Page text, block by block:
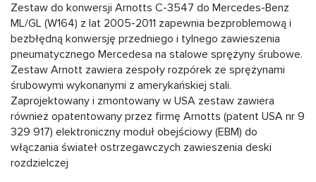
Zestaw do konwersji Arnotts C-3547 do Mercedes-Benz
ML/GL (W164) z lat 2005-2011 zapewnia bezproblemową i
bezbłędną konwersję przedniego i tylnego zawieszenia
pneumatycznego Mercedesa na stalowe sprężyny śrubowe.
Zestaw Arnott zawiera zespoły rozpórek ze sprężynami
śrubowymi wykonanymi z amerykańskiej stali.
Zaprojektowany i zmontowany w USA zestaw zawiera
również opatentowany przez firmę Arnotts (patent USA nr 9
329 917) elektroniczny moduł obejściowy (EBM) do
włączania świateł ostrzegawczych zawieszenia deski
rozdzielczej